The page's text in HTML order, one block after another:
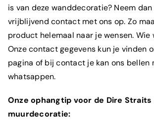
is van deze wanddecoratie? Neem dan
vrijblijvend contact met ons op. Zo
product helemaal naar je wensen.
Onze contact gegevens kun je vinden
pagina of bij contact je kan ons bellen
whatsappen.
Onze ophangtip voor de Dire Straits
muurdecoratie: